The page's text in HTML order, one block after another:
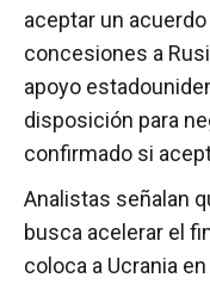
aceptar un
concesiones a
apoyo
disposición para
confirmado si
Analistas señalan
busca acelerar el
coloca a Ucrania